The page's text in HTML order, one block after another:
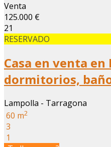
Venta
125.000 €
21
RESERVADO
Casa en venta
dormitorios,
Lampolla - Tarragona
60 m2
3
1